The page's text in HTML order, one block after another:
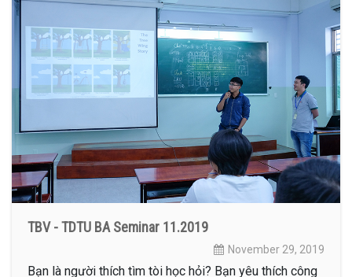
TBV - TDTU BA Seminar 11.2019
November 29, 2019
Bạn là người thích tìm tòi học hỏi? Bạn yêu thích công